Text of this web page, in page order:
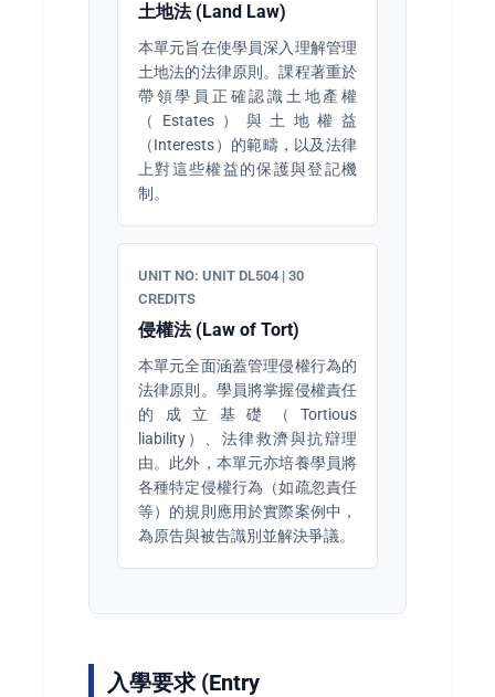
土地法 (Land Law)
本單元旨在使學員深入理解管理
土地法的法律原則。課程著重於
帶領學員正確認識土地產權
（Estates）與土地權益
（Interests）的範疇，以及法律
上對這些權益的保護與登記機
制。
UNIT NO: UNIT DL504 | 30
CREDITS
侵權法 (Law of Tort)
本單元全面涵蓋管理侵權行為的
法律原則。學員將掌握侵權責任
的成立基礎（Tortious
liability）、法律救濟與抗辯理
由。此外，本單元亦培養學員將
各種特定侵權行為（如疏忽責任
等）的規則應用於實際案例中，
為原告與被告識別並解決爭議。
入學要求 (Entry